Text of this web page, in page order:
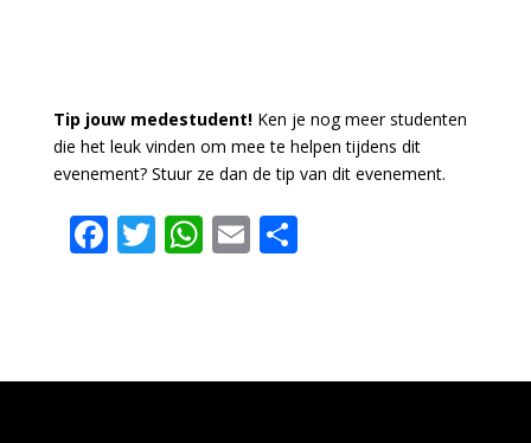
Tip jouw medestudent! Ken je nog meer studenten
die het leuk vinden om mee te helpen tijdens dit
evenement? Stuur ze dan de tip van dit evenement.
Facebook
Twitter
WhatsApp
EmailDelen